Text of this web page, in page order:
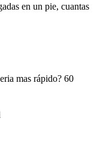
en un pie, cuantas
mas rápido? 60